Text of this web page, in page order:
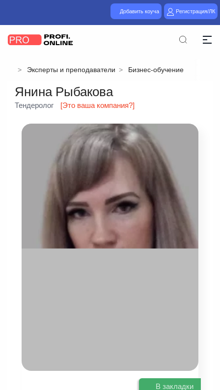
Добавить коуча Регистрация/ЛК
Эксперты и преподаватели Бизнес-обучение
Янина Рыбакова
Тендеролог [Это ваша компания?]
В закладки